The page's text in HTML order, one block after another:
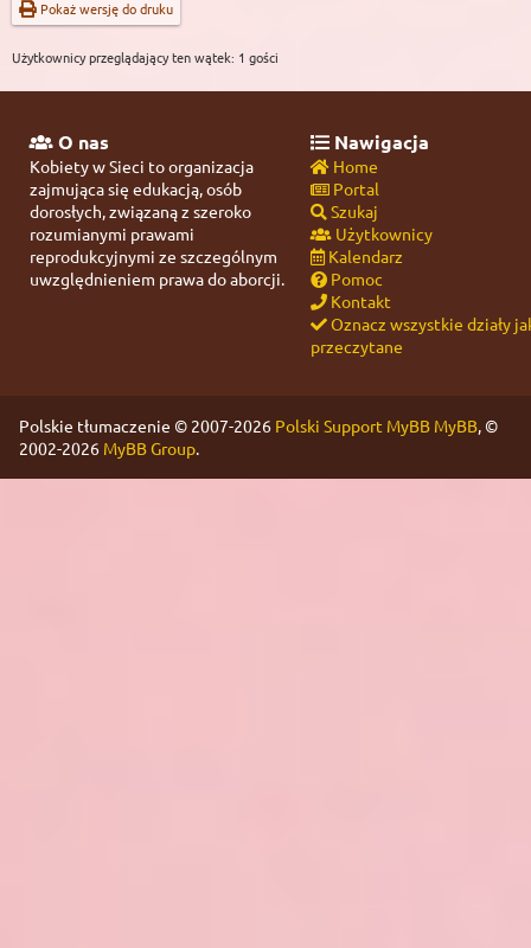
Pokaż wersję do druku
Użytkownicy przeglądający ten wątek: 1 gości
O nas
Kobiety w Sieci to organizacja
zajmująca się edukacją, osób
dorosłych, związaną z szeroko
rozumianymi prawami
reprodukcyjnymi ze szczególnym
uwzględnieniem prawa do aborcji.
Nawigacja
Home
Portal
Szukaj
Użytkownicy
Kalendarz
Pomoc
Kontakt
Oznacz wszystkie działy
przeczytane
Polskie tłumaczenie © 2007-2026 Polski Support MyBB MyBB, ©
2002-2026 MyBB Group.